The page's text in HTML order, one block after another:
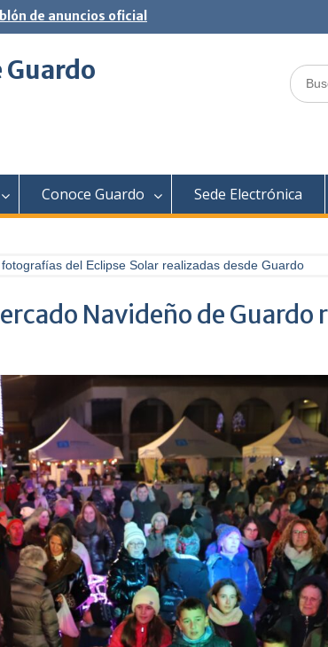
de anuncios oficial
Buscar:
Conoce Guardo Sede Electrónica
del Eclipse Solar realizadas desde Guardo
Navideño de Guardo